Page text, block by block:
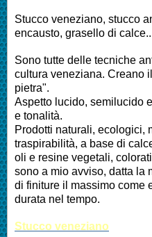
Stucco veneziano, stucco
encausto, grasello di
Sono tutte delle tecniche
cultura veneziana. Creano
pietra".
Aspetto lucido, semilucido
e tonalità.
Prodotti naturali, ecologici,
traspirabilità, a base di
oli e resine vegetali,
sono a mio avviso, datta la
di finiture il massimo come
durata nel tempo.
Stucco veneziano